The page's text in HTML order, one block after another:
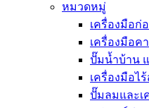
หมวดหมู่
เครื่องมือก่
เครื่องมือค
ปั๊มน้ำบ้าน
เครื่องมือไ
ปั๊มลมและเ